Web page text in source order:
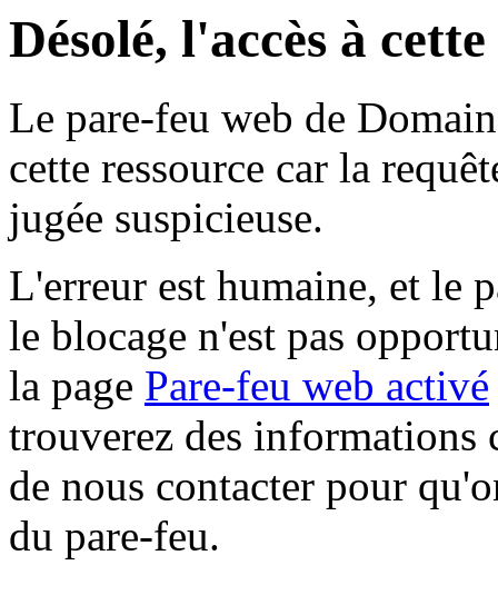
Désolé, l'accès à
Le pare-feu web de
cette ressource car la
jugée suspicieuse.
L'erreur est humaine, et le
le blocage n'est pas
la page Pare-feu web activé
trouverez des informations
de nous contacter pour
du pare-feu.